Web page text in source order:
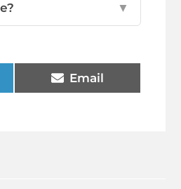
▼
Email